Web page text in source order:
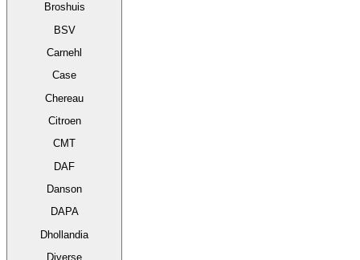
Broshuis
BSV
Carnehl
Case
Chereau
Citroen
CMT
DAF
Danson
DAPA
Dhollandia
Diverse